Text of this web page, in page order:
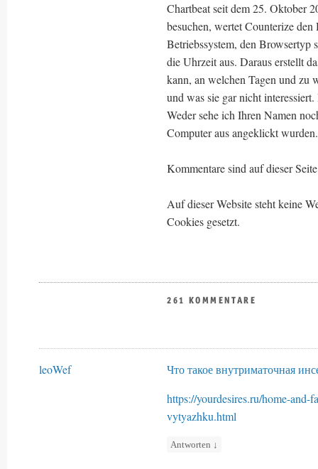
Chartbeat seit dem 25. Oktober
besuchen, wertet Counterize
Betriebssystem, den Browsertyp
die Uhrzeit aus. Daraus erstellt
kann, an welchen Tagen und zu
und was sie gar nicht
Weder sehe ich Ihren Namen
Computer aus angeklickt wurden.
Kommentare sind auf dieser
Auf dieser Website steht keine
Cookies gesetzt.
261 KOMMENTARE
leoWef
Что такое внутриматочная
https://yourdesires.ru/home-
vytyazhku.html
Antworten ↓